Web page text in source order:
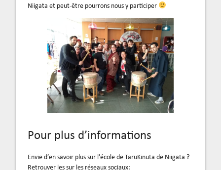
Niigata et peut-être pourrons nous y participer
Pour plus d’informations
Envie d’en savoir plus sur l’école de TaruKinuta de Niigata ?
Retrouver les sur les réseaux sociaux: